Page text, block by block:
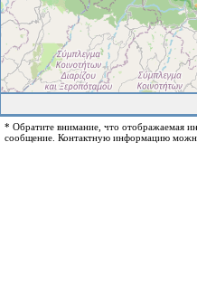
* Обратите внимание, что отображаемая
сообщение. Контактную информацию можно